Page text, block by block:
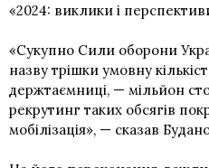
«2024: виклики і
«Сукупно Сили оборони
назву трішки умовну
держтаємниці, — мільйон
рекрутинг таких обсягів
мобілізація», — сказав